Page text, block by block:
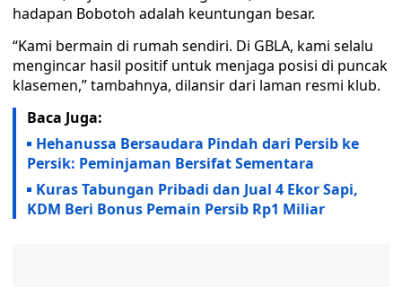
hadapan Bobotoh adalah keuntungan besar.
“Kami bermain di rumah sendiri. Di GBLA, kami selalu
mengincar hasil positif untuk menjaga posisi di puncak
klasemen,” tambahnya, dilansir dari laman resmi klub.
Baca Juga:
Hehanussa Bersaudara Pindah dari Persib ke
Persik: Peminjaman Bersifat Sementara
Kuras Tabungan Pribadi dan Jual 4 Ekor Sapi,
KDM Beri Bonus Pemain Persib Rp1 Miliar